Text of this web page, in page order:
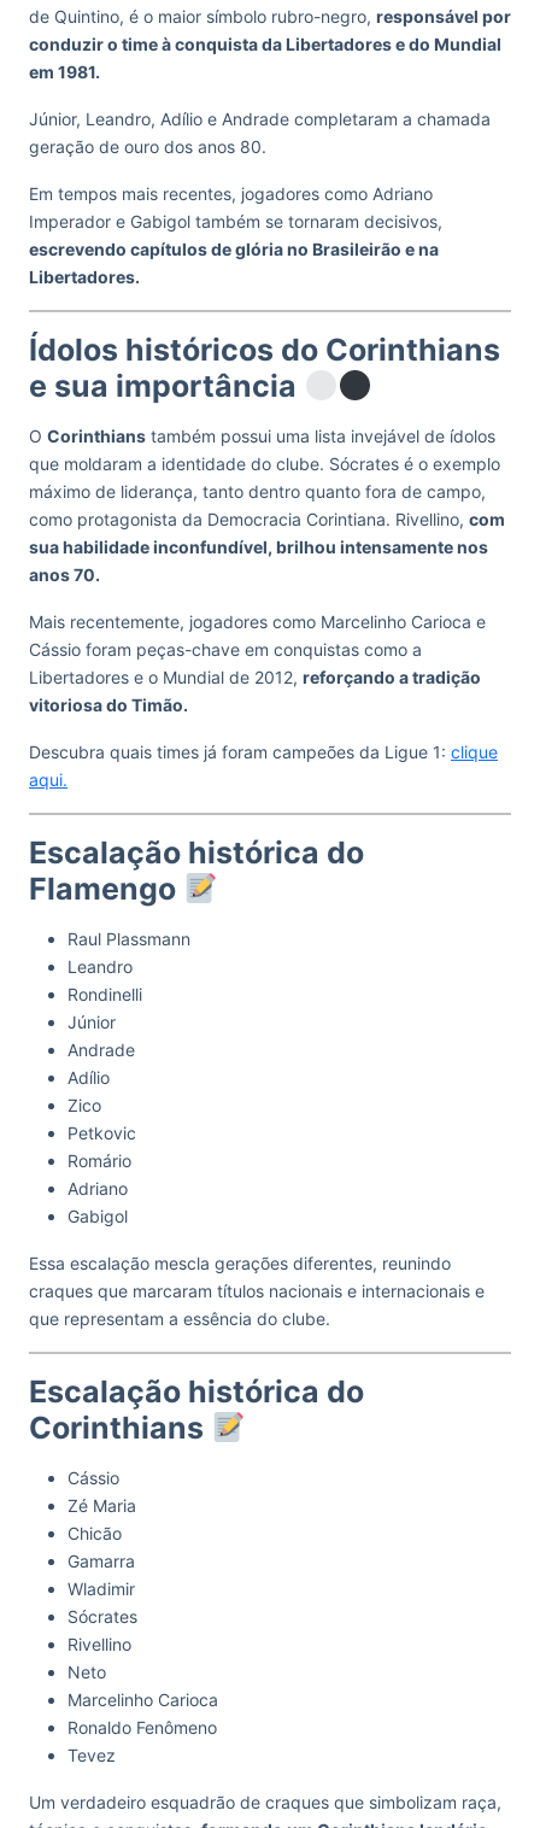
de Quintino, é o maior símbolo rubro-negro, responsável por
conduzir o time à conquista da Libertadores e do Mundial
em 1981.
Júnior, Leandro, Adílio e Andrade completaram a chamada
geração de ouro dos anos 80.
Em tempos mais recentes, jogadores como Adriano
Imperador e Gabigol também se tornaram decisivos,
escrevendo capítulos de glória no Brasileirão e na
Libertadores.
Ídolos históricos do Corinthians
e sua importância
O Corinthians também possui uma lista invejável de ídolos
que moldaram a identidade do clube. Sócrates é o exemplo
máximo de liderança, tanto dentro quanto fora de campo,
como protagonista da Democracia Corintiana. Rivellino, com
sua habilidade inconfundível, brilhou intensamente nos
anos 70.
Mais recentemente, jogadores como Marcelinho Carioca e
Cássio foram peças-chave em conquistas como a
Libertadores e o Mundial de 2012, reforçando a tradição
vitoriosa do Timão.
Descubra quais times já foram campeões da Ligue 1: clique
aqui.
Escalação histórica do
Flamengo
Raul Plassmann
Leandro
Rondinelli
Júnior
Andrade
Adílio
Zico
Petkovic
Romário
Adriano
Gabigol
Essa escalação mescla gerações diferentes, reunindo
craques que marcaram títulos nacionais e internacionais e
que representam a essência do clube.
Escalação histórica do
Corinthians
Cássio
Zé Maria
Chicão
Gamarra
Wladimir
Sócrates
Rivellino
Neto
Marcelinho Carioca
Ronaldo Fenômeno
Tevez
Um verdadeiro esquadrão de craques que simbolizam raça,